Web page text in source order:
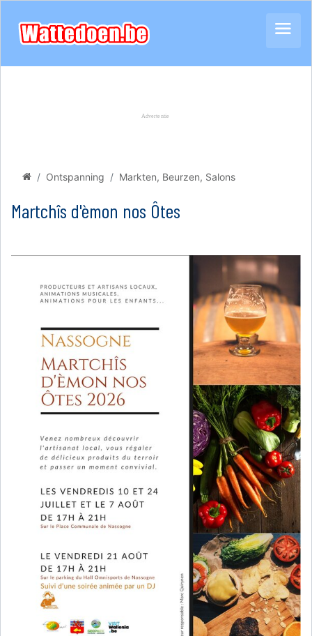
Ontspanning Markten, Beurzen, Salons
Martchîs d'èmon nos Ôtes